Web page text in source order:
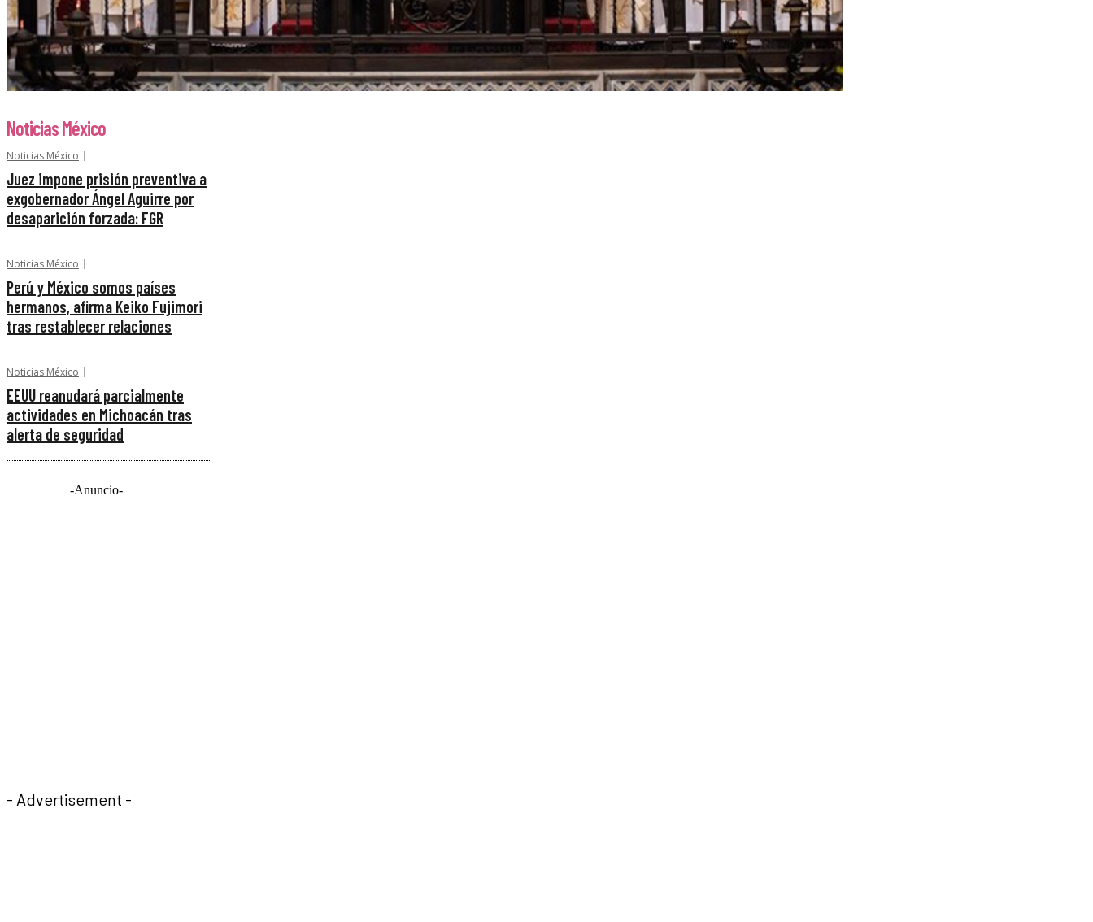
Noticias México
Noticias México
Juez impone prisión preventiva a
exgobernador Ángel Aguirre por
desaparición forzada: FGR
Noticias México
Perú y México somos países
hermanos, afirma Keiko Fujimori
tras restablecer relaciones
Noticias México
EEUU reanudará parcialmente
actividades en Michoacán tras
alerta de seguridad
-Anuncio-
- Advertisement -